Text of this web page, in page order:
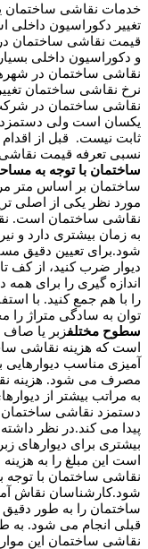
خدمات نقاشی ساختمان
تغییر دکوراسیون داخلی
قیمت نقاشی ساختمان در
و دکوراسیون داخلی
نقاشی ساختمان در
نرخ نقاشی ساختمان
نقاشی ساختمان در
یکسان است ولی
ثابت نیست. قبل از اقدام
نسبی تعرفه قیمت
ساختمان با توجه به
ساختمان بر اساس متر
مورد نظر یکی از اصلی
نقاشی ساختمان است.
به زمان بیشتری دارد و
شود.برای تعیین دقیق
دیوار ضرب کنید، از کف
اندازه گیری را برای همه
را با هم جمع کنید. با
توان به سادگی متراژ را
سطوح مختلفزبر یا صاف
است که هزینه نقاشی
آمیزی مناسب دیوارهایی
مصرف می شود. هزینه
به مراتب بیشتر از
دستمزد نقاشی
پیدا می کند.در نظر
بیشتری برای دیوارهای
است این مبلغ را به
نقاشی ساختمان با توجه
شود.کارشناسان نقاش
ساختمان را به طور دقیق
قبلی انجام می شود. به
نقاشی ساختمان این